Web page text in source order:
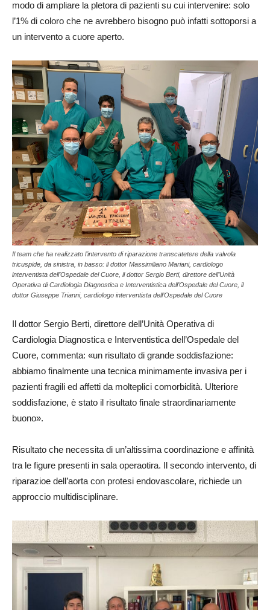
modo di ampliare la pletora di pazienti su cui intervenire: solo
l’1% di coloro che ne avrebbero bisogno può infatti sottoporsi a
un intervento a cuore aperto.
Il team che ha realizzato l’intervento di riparazione transcatetere della valvola
tricuspide, da sinistra, in basso: il dottor Massimiliano Mariani, cardiologo
interventista dell’Ospedale del Cuore, il dottor Sergio Berti, direttore dell’Unità
Operativa di Cardiologia Diagnostica e Interventistica dell’Ospedale del Cuore, il
dottor Giuseppe Trianni, cardiologo interventista dell’Ospedale del Cuore
Il dottor Sergio Berti, direttore dell’Unità Operativa di
Cardiologia Diagnostica e Interventistica dell’Ospedale del
Cuore, commenta: «un risultato di grande soddisfazione:
abbiamo finalmente una tecnica minimamente invasiva per i
pazienti fragili ed affetti da molteplici comorbidità. Ulteriore
soddisfazione, è stato il risultato finale straordinariamente
buono».
Risultato che necessita di un’altissima coordinazione e affinità
tra le figure presenti in sala operaotira. Il secondo intervento, di
riparazioe dell’aorta con protesi endovascolare, richiede un
approccio multidisciplinare.